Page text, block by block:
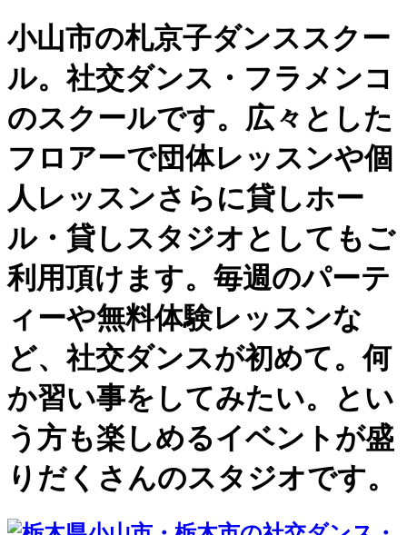
小山市の札京子ダンススクー
ル。社交ダンス・フラメンコ
のスクールです。広々とした
フロアーで団体レッスンや個
人レッスンさらに貸しホー
ル・貸しスタジオとしてもご
利用頂けます。毎週のパーテ
ィーや無料体験レッスンな
ど、社交ダンスが初めて。何
か習い事をしてみたい。とい
う方も楽しめるイベントが盛
りだくさんのスタジオです。